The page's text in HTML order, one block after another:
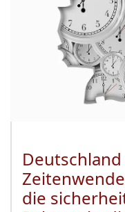
die